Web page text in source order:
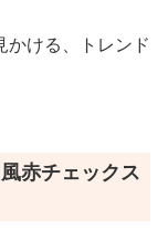
かける、トレンド
赤チェックス